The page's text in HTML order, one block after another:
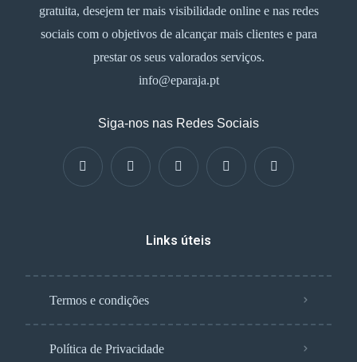
gratuita, desejem ter mais visibilidade online e nas redes
sociais com o objetivos de alcançar mais clientes e para
prestar os seus valorados serviços.
info@eparaja.pt
Siga-nos nas Redes Sociais
Links úteis
Termos e condições
Política de Privacidade